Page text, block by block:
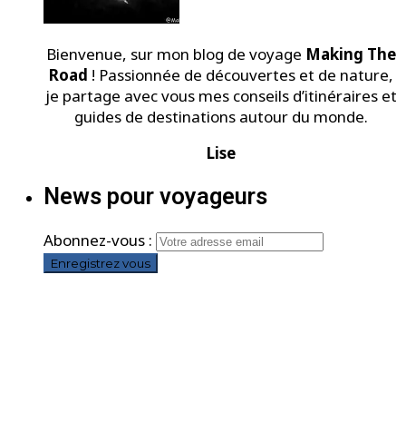
Bienvenue, sur mon blog de voyage Making The
Road ! Passionnée de découvertes et de nature,
je partage avec vous mes conseils d’itinéraires et
guides de destinations autour du monde.
Lise
News pour voyageurs
Abonnez-vous :